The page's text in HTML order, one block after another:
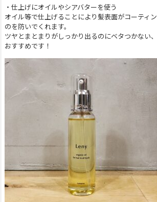
・仕上げにオイルやシアバターを使う
オイル等で仕上げることにより髪表面がコーティ
のを防いでくれます。
ツヤとまとまりがしっかり出るのにベタつかない
おすすめです！